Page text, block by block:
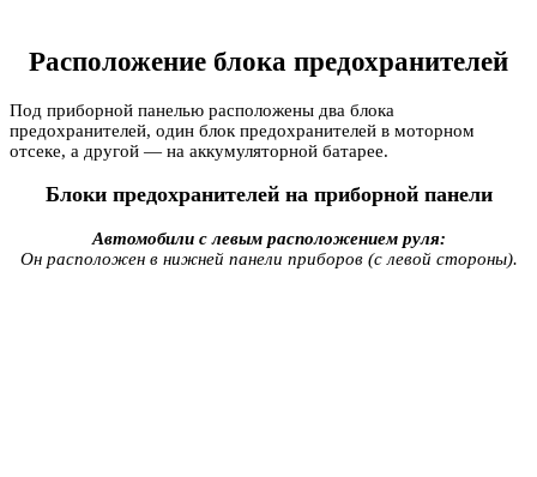
Расположение блока предохранителей
Под приборной панелью расположены два блока
предохранителей, один блок предохранителей в моторном
отсеке, а другой — на аккумуляторной батарее.
Блоки предохранителей на приборной панели
Автомобили с левым расположением руля:
Он расположен в нижней панели приборов (с левой стороны).